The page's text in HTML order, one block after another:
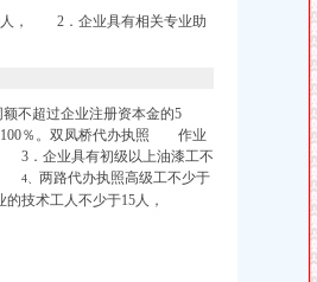
人， 2．企业具有相关专业助
超过企业注册资本金的5
％。双凤桥代办执照 作业
3．企业具有初级以上油漆工不
4、 两路代办执照高级工不少于
技术工人不少于15人，